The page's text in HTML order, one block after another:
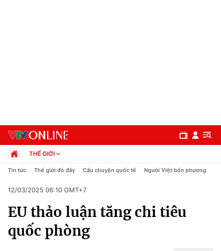
Chuyên mục
Chính trị
THẾ GIỚI
Chính trị
Pháp luật
Kinh tế
Thể thao
Truyền hình
Tin tức Thế giới đó đây Câu chuyện quốc tế Người Việt bốn phương
12/03/2025 06:10 GMT+7
EU thảo luận tăng chi tiêu
quốc phòng